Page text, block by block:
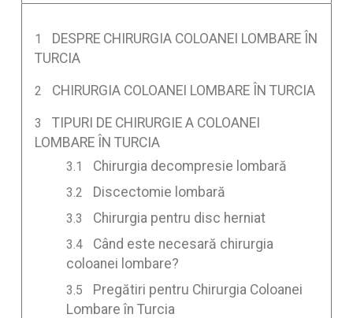
DESPRE CHIRURGIA COLOANEI LOMBARE ÎN
TURCIA
CHIRURGIA COLOANEI LOMBARE ÎN TURCIA
TIPURI DE CHIRURGIE A COLOANEI
LOMBARE ÎN TURCIA
Chirurgia decompresie lombară
Discectomie lombară
Chirurgia pentru disc herniat
Când este necesară chirurgia
coloanei lombare?
Pregătiri pentru Chirurgia Coloanei
Lombare în Turcia